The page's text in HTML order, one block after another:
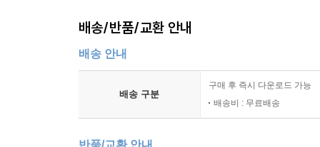
배송/반품/교환 안내
배송 안내
배송 구분
구매 후 즉시 다운로드 가능
배송비 : 무료배송
반품/교환 안내